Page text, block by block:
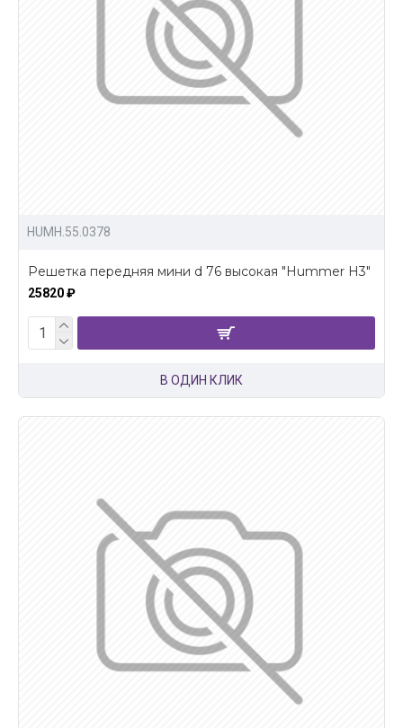
HUMH.55.0378
Решетка передняя мини d 76 высокая "Hummer H3"
25820 ₽
В ОДИН КЛИК